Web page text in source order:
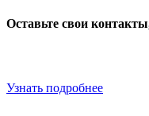
Оставьте свои
Узнать подробнее